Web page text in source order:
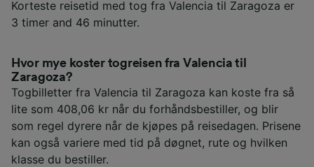
Korteste reisetid med tog fra Valencia til Zaragoza er
3 timer and 46 minutter.
Hvor mye koster togreisen fra Valencia til
Zaragoza?
Togbilletter fra Valencia til Zaragoza kan koste fra så
lite som 408,06 kr når du forhåndsbestiller, og blir
som regel dyrere når de kjøpes på reisedagen. Prisene
kan også variere med tid på døgnet, rute og hvilken
klasse du bestiller.